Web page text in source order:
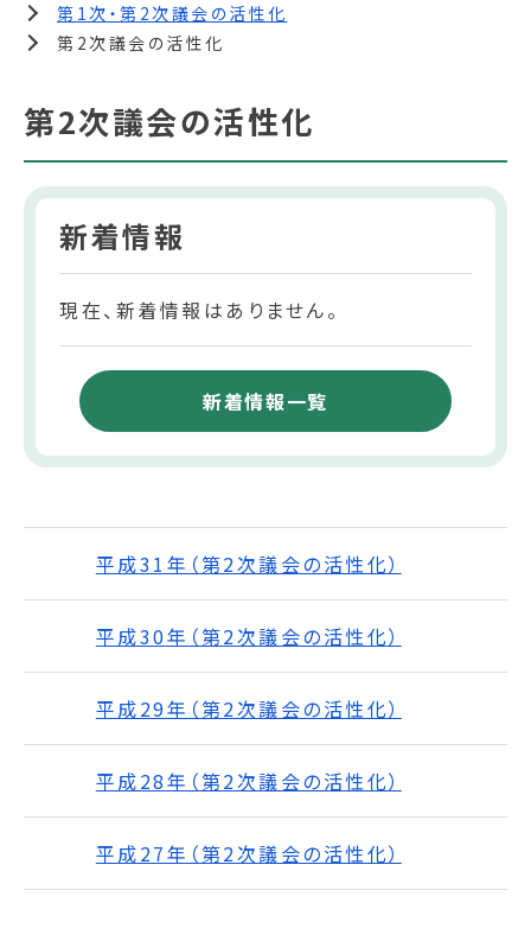
第1次・第2次議会の活性化
第2次議会の活性化
第2次議会の活性化
新着情報
現在、新着情報はありません。
新着情報一覧
平成31年（第2次議会の活性化）
平成30年（第2次議会の活性化）
平成29年（第2次議会の活性化）
平成28年（第2次議会の活性化）
平成27年（第2次議会の活性化）